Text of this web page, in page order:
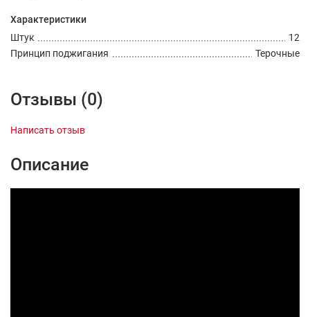
Характеристики
Штук
12
Принцип поджигания
Терочные
Отзывы (0)
Написать отзыв
Описание